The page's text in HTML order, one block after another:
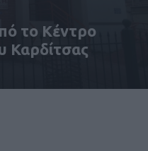
το Κέντρο
Καρδίτσας